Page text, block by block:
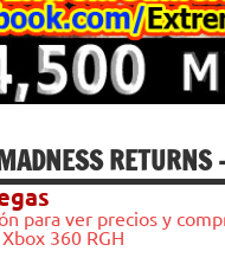
RETURNS
para ver precios y
Xbox 360 RGH